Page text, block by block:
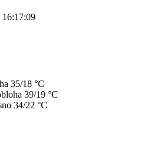
16:17:09
35/18 °C
39/19 °C
34/22 °C